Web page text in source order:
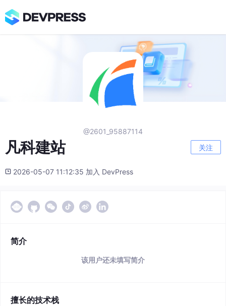
@2601_95887114
凡科建站 关注
2026-05-07 11:12:35 加入 DevPress
简介
该用户还未填写简介
擅长的技术栈